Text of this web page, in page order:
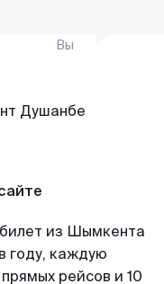
Вы
из Шымкента
году, каждую
рейсов и 10